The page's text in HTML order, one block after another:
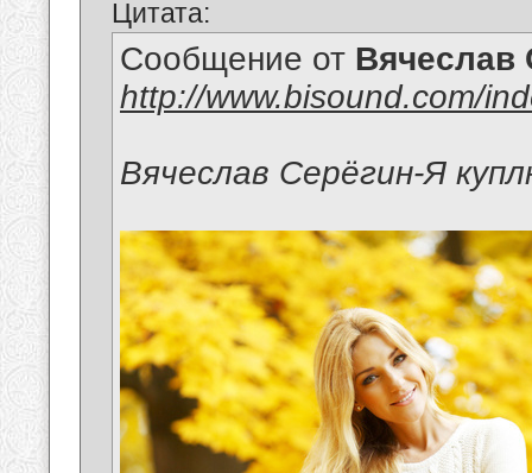
Цитата:
Сообщение от Вячеслав
http://www.bisound.com/
Вячеслав Серёгин-Я